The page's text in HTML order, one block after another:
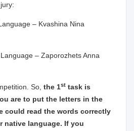
– Kvashina Nina
– Zaporozhets Anna
So, the 1st task is
are to put the letters in the
could read the words correctly
native language. If you